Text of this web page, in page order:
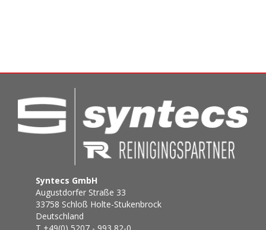
Syntecs GmbH
Augustdorfer Straße 33
33758 Schloß Holte-Stukenbrock
Deutschland